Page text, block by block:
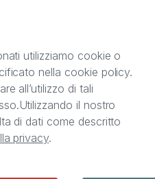
di StreetLib S.r.l.
proprietà intellettuale
segni distintivi presenti
a prendere visione
utilizziamo cookie o
nella cookie policy.
all’utilizzo di tali
Utilizzando il nostro
di dati come descritto
privacy.